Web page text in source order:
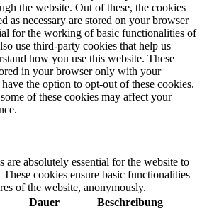
the website. Out of these, the cookies
as necessary are stored on your browser
for the working of basic functionalities of
use third-party cookies that help us
how you use this website. These
in your browser only with your
the option to opt-out of these cookies.
of these cookies may affect your
are absolutely essential for the website to
cookies ensure basic functionalities
of the website, anonymously.
Dauer Beschreibung